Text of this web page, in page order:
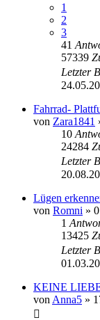
1
2
3
41
57339
Letzter
Fahrrad-
von Zara1841
10
24284
Letzter
Lügen
von Romni »
1
13425
Letzter
KEINE
von Anna5 »